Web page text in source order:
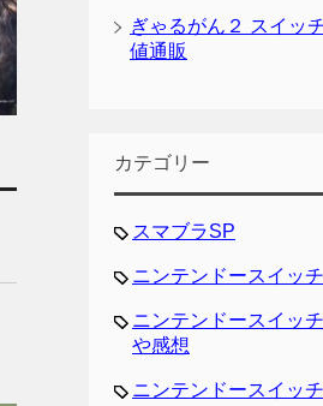
ぎゃるがん２ スイッ
値通販
カテゴリー
スマブラSP
ニンテンドースイッ
ニンテンドースイッ
や感想
ニンテンドースイッ